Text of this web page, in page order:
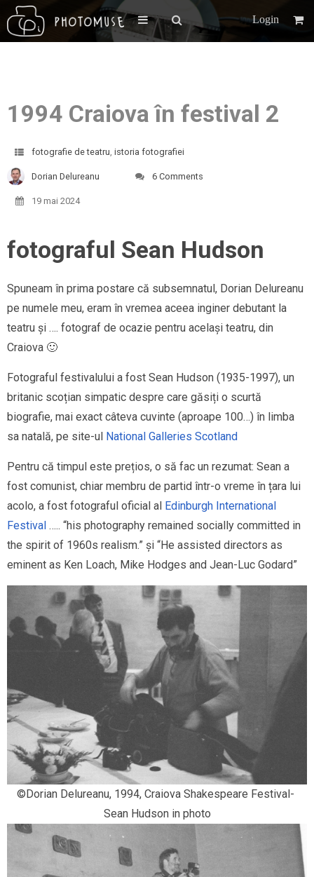
Login
1994 Craiova în festival 2
fotografie de teatru, istoria fotografiei
Dorian Delureanu 6 Comments
19 mai 2024
fotograful Sean Hudson
Spuneam în prima postare că subsemnatul, Dorian Delureanu
pe numele meu, eram în vremea aceea inginer debutant la
teatru și …. fotograf de ocazie pentru același teatru, din
Craiova 🙂
Fotograful festivalului a fost Sean Hudson (1935-1997), un
britanic scoțian simpatic despre care găsiți o scurtă
biografie, mai exact câteva cuvinte (aproape 100…) în limba
sa natală, pe site-ul National Galleries Scotland
Pentru că timpul este prețios, o să fac un rezumat: Sean a
fost comunist, chiar membru de partid într-o vreme în țara lui
acolo, a fost fotograful oficial al Edinburgh International
Festival ….. “his photography remained socially committed in
the spirit of 1960s realism.” și “He assisted directors as
eminent as Ken Loach, Mike Hodges and Jean-Luc Godard”
©Dorian Delureanu, 1994, Craiova Shakespeare Festival-
Sean Hudson in photo